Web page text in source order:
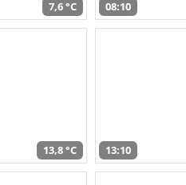
7,6 °C 08:10
13,8 °C 13:10